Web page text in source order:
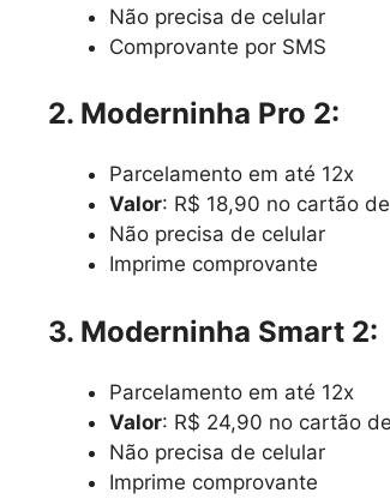
Não precisa de celular
Comprovante por SMS
2. Moderninha Pro 2:
Parcelamento em até 12x
Valor: R$ 18,90 no cartão
Não precisa de celular
Imprime comprovante
3. Moderninha Smart 2:
Parcelamento em até 12x
Valor: R$ 24,90 no cartão
Não precisa de celular
Imprime comprovante